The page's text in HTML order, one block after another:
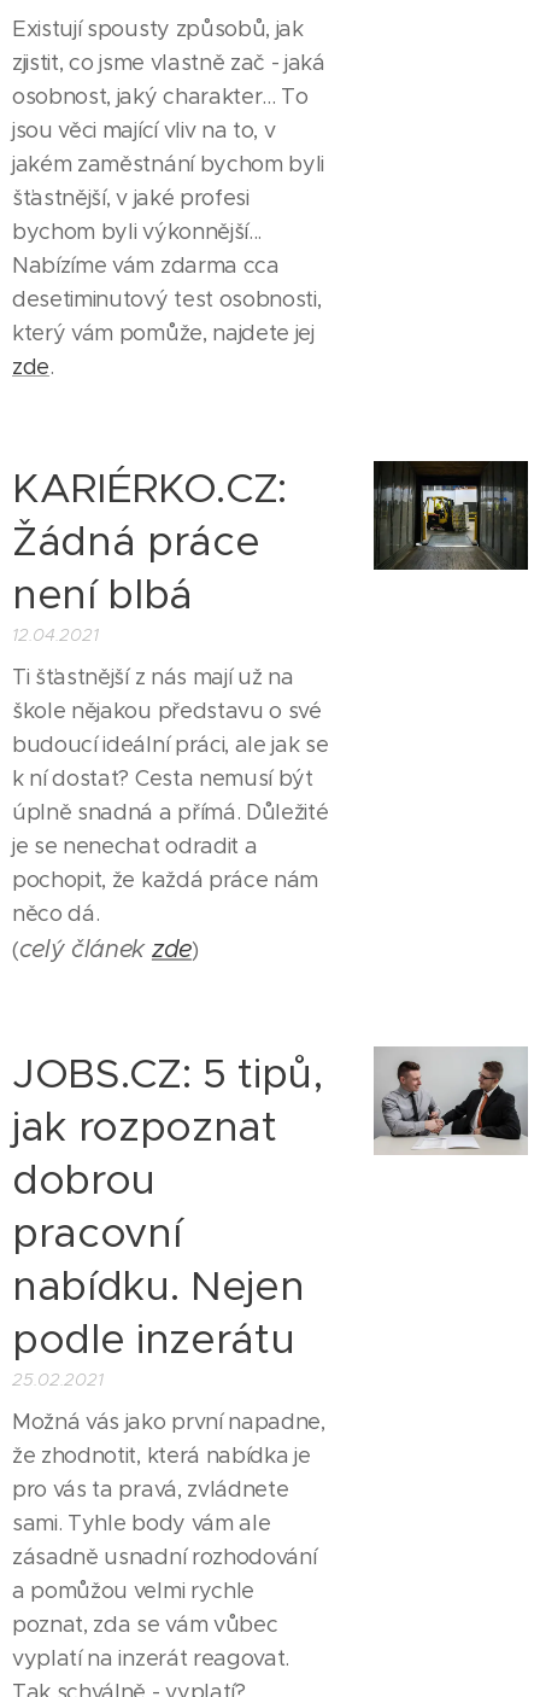
Existují spousty způsobů, jak
zjistit, co jsme vlastně zač - jaká
osobnost, jaký charakter... To
jsou věci mající vliv na to, v
jakém zaměstnání bychom byli
šťastnější, v jaké profesi
bychom byli výkonnější...
Nabízíme vám zdarma cca
desetiminutový test osobnosti,
který vám pomůže, najdete jej
zde.
KARIÉRKO.CZ:
Žádná práce
není blbá
12.04.2021
Ti šťastnější z nás mají už na
škole nějakou představu o své
budoucí ideální práci, ale jak se
k ní dostat? Cesta nemusí být
úplně snadná a přímá. Důležité
je se nenechat odradit a
pochopit, že každá práce nám
něco dá.
(celý článek zde)
JOBS.CZ: 5 tipů,
jak rozpoznat
dobrou
pracovní
nabídku. Nejen
podle inzerátu
25.02.2021
Možná vás jako první napadne,
že zhodnotit, která nabídka je
pro vás ta pravá, zvládnete
sami. Tyhle body vám ale
zásadně usnadní rozhodování
a pomůžou velmi rychle
poznat, zda se vám vůbec
vyplatí na inzerát reagovat.